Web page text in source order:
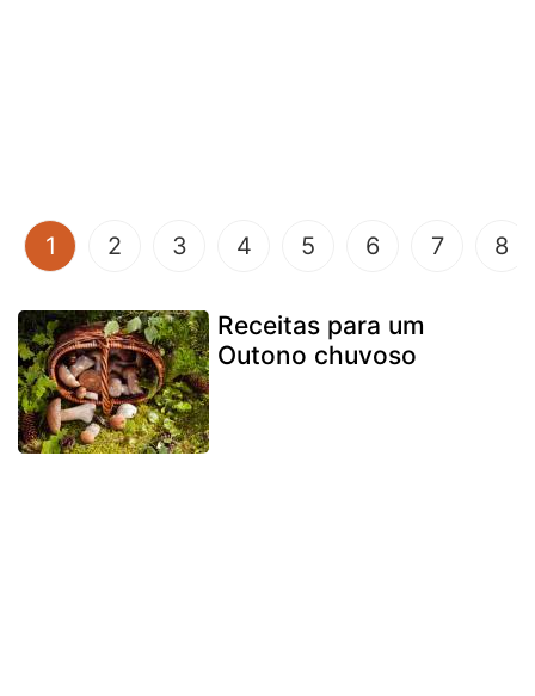
1 (current)
2 3 4 5 6 7 8
Receitas para um
Outono chuvoso